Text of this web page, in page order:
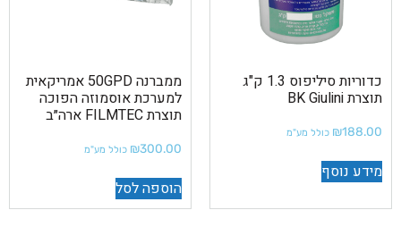
כדוריות סיליפוס 1.3 ק"ג
תוצרת BK Giulini
₪188.00 כולל מע"מ
מידע נוסף
ממברנה 50GPD אמריקאית
למערכת אוסמוזה הפוכה
תוצרת FILMTEC ארה״ב
₪300.00 כולל מע"מ
הוספה לסל